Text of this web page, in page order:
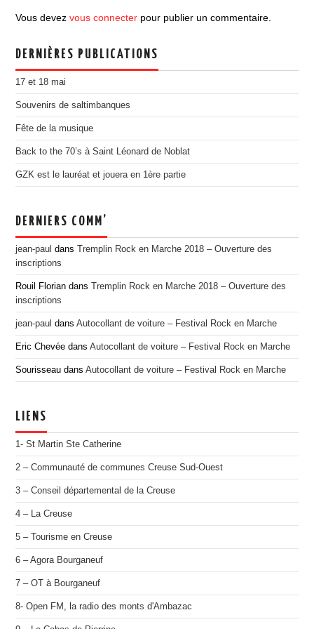
EDITION 2015
EDITION 2014
EDITION 2012
PRESSE
CONTACT
Vous devezvous connecter pour publier un commentaire.
DERNIÈRES PUBLICATIONS
17 et 18 mai
Souvenirs de saltimbanques
Fête de la musique
Back to the 70’s à Saint Léonard de Noblat
GZK est le lauréat et jouera en 1ère partie
DERNIERS COMM’
jean-paul dansTremplin Rock en Marche 2018 – Ouverture des
inscriptions
Rouil Florian dansTremplin Rock en Marche 2018 – Ouverture des
inscriptions
jean-paul dansAutocollant de voiture – Festival Rock en Marche
Eric Chevée dansAutocollant de voiture – Festival Rock en Marche
Sourisseau dansAutocollant de voiture – Festival Rock en Marche
LIENS
1- St Martin Ste Catherine
2 – Communauté de communes Creuse Sud-Ouest
3 – Conseil départemental de la Creuse
4 – La Creuse
5 – Tourisme en Creuse
6 – Agora Bourganeuf
7 – OT à Bourganeuf
8- Open FM, la radio des monts d'Ambazac